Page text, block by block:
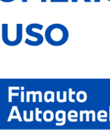
Cilindrata: 1995,00
Cambio:
Via dell'Economia,
- 36100 Vicenza
Sei interessato